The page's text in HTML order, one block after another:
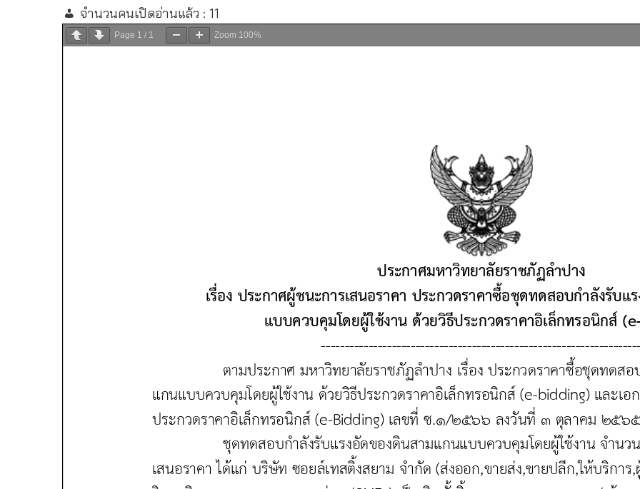
จำนวนคนเปิดอ่านแล้ว : 11
Page 1 / 1 Zoom 100%